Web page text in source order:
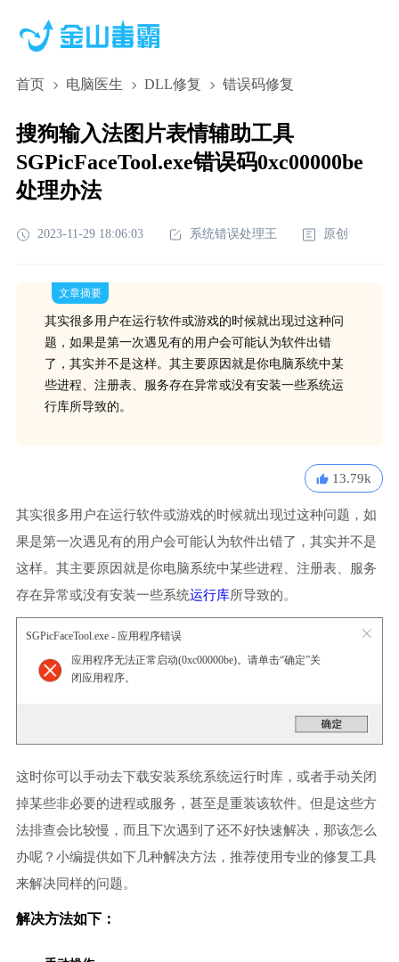
首页 电脑医生 DLL修复 错误码修复
搜狗输入法图片表情辅助工具
SGPicFaceTool.exe错误码0xc00000be
处理办法
2023-11-29 18:06:03 系统错误处理王 原创
文章摘要
其实很多用户在运行软件或游戏的时候就出现过这种问
题，如果是第一次遇见有的用户会可能认为软件出错
了，其实并不是这样。其主要原因就是你电脑系统中某
些进程、注册表、服务存在异常或没有安装一些系统运
行库所导致的。
13.79k
其实很多用户在运行软件或游戏的时候就出现过这种问题，如
果是第一次遇见有的用户会可能认为软件出错了，其实并不是
这样。其主要原因就是你电脑系统中某些进程、注册表、服务
存在异常或没有安装一些系统运行库所导致的。
SGPicFaceTool.exe - 应用程序错误
应用程序无法正常启动(0xc00000be)。请单击“确定”关
闭应用程序。
这时你可以手动去下载安装系统系统运行时库，或者手动关闭
掉某些非必要的进程或服务，甚至是重装该软件。但是这些方
法排查会比较慢，而且下次遇到了还不好快速解决，那该怎么
办呢？小编提供如下几种解决方法，推荐使用专业的修复工具
来解决同样的问题。
解决方法如下：